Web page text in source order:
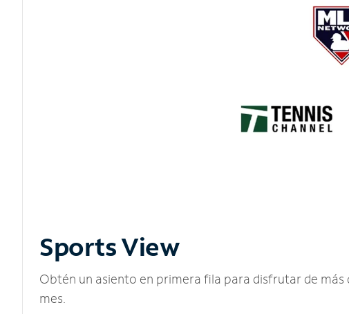
Sports View
Obtén un asiento en primera fila para disfrutar de
mes.